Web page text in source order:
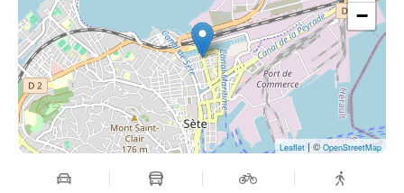
−
Leaflet| ©OpenStreetMap